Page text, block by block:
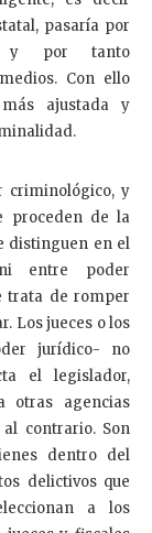
pasaría por
y por tanto
Con ello
ajustada y
criminológico, y
proceden de la
distinguen en el
entre poder
trata de romper
Los jueces o los
jurídico- no
el legislador,
agencias
contrario. Son
dentro del
delictivos que
a los